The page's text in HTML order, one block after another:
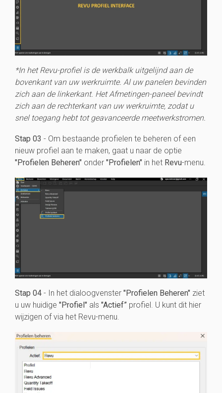
*In het Revu-profiel is de werkbalk uitgelijnd aan de
bovenkant van uw werkruimte. Al uw panelen bevinden
zich aan de linkerkant. Het Afmetingen-paneel bevindt
zich aan de rechterkant van uw werkruimte, zodat u
snel toegang hebt tot geavanceerde meetwerkstromen.
Stap 03 - Om bestaande profielen te beheren of een
nieuw profiel aan te maken, gaat u naar de optie
"Profielen Beheren" onder "Profielen" in het Revu-menu.
Stap 04 - In het dialoogvenster "Profielen Beheren" ziet
u uw huidige "Profiel" als "Actief” profiel. U kunt dit hier
wijzigen of via het Revu-menu.